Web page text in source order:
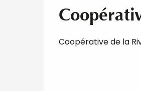
Coopérative de la